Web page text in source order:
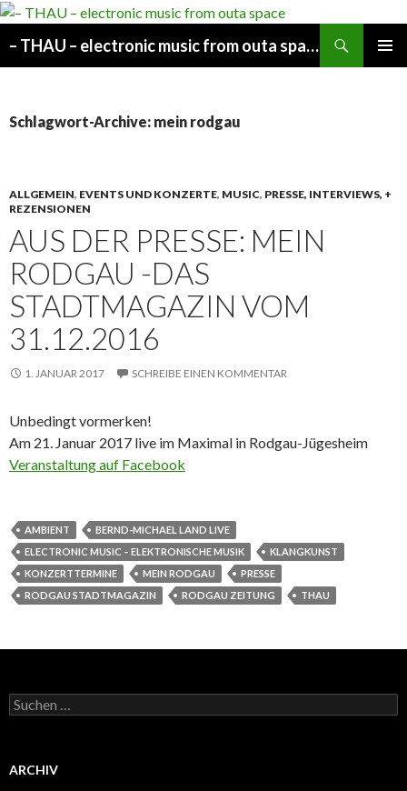
– THAU – electronic music from outa space
Schlagwort-Archive: mein rodgau
ALLGEMEIN, EVENTS UND KONZERTE, MUSIC, PRESSE, INTERVIEWS, +
REZENSIONEN
AUS DER PRESSE: MEIN
RODGAU -DAS
STADTMAGAZIN VOM
31.12.2016
1. JANUAR 2017 SCHREIBE EINEN KOMMENTAR
Unbedingt vormerken!
Am 21. Januar 2017 live im Maximal in Rodgau-Jügesheim
Veranstaltung auf Facebook
AMBIENT
BERND-MICHAEL LAND LIVE
ELECTRONIC MUSIC – ELEKTRONISCHE MUSIK
KLANGKUNST
KONZERTTERMINE
MEIN RODGAU
PRESSE
RODGAU STADTMAGAZIN
RODGAU ZEITUNG THAU
Suchen
nach:
ARCHIV